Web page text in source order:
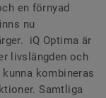
en förnyad
nu
iQ Optima är
livslängden och
kombineras
Samtliga